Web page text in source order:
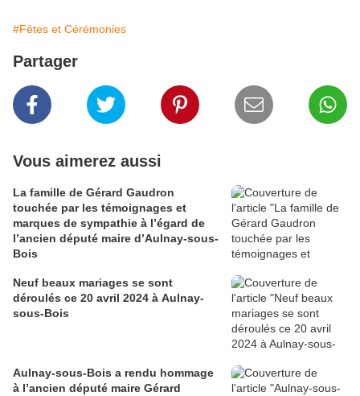
#Fêtes et Cérémonies
Partager
Vous aimerez aussi
La famille de Gérard Gaudron
touchée par les témoignages et
marques de sympathie à l’égard de
l’ancien député maire d’Aulnay-sous-
Bois
Neuf beaux mariages se sont
déroulés ce 20 avril 2024 à Aulnay-
sous-Bois
Aulnay-sous-Bois a rendu hommage
à l’ancien député maire Gérard